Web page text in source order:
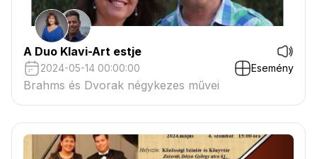
A Duo Klavi-Art estje
2024-05-14 00:00:00 Esemény
Brahms és Dvorak négykezes művei